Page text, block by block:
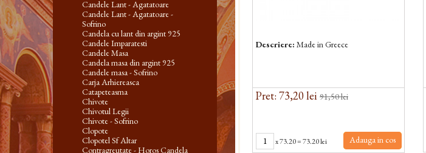
Candele Lant - Agatatoare
Candele Lant - Agatatoare -
Sofrino
Candela cu lant din argint 925
Candele Imparatesti
Candele Masa
Candela masa din argint 925
Candele masa - Sofrino
Carja Arhiereasca
Catapeteasma
Chivote
Chivotul Legii
Chivote - Sofrino
Clopote
Clopotel Sf Altar
Contragreutate - Horos Candela
Descriere: Made in Greece
Pret: 73,20 lei 91,50 lei
x73.20=73.20 lei Adauga in cos